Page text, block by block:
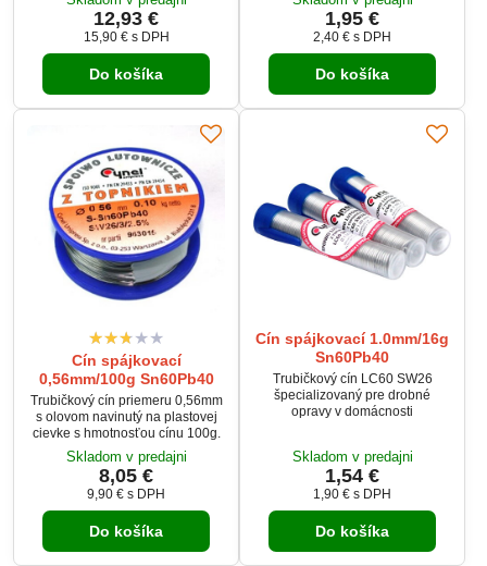
extrudovaná, čo zaisťuje
elimináciu oxidov.
12,93 €
15,90 € s DPH
Do košíka
materiálu (min. 99,9 %). Vhodná
pre manuálne aj strojové
spájkovanie. Priemer drôtu 1 mm,
hmotnosť 15 g.
1,95 €
2,40 € s DPH
Do košíka
Cín spájkovací
0,56mm/100g Sn60Pb40
Trubičkový cín priemeru 0,56mm
s olovom navinutý na plastovej
cievke s hmotnosťou cínu 100g.
Skladom v predajni
8,05 €
9,90 € s DPH
Do košíka
Cín spájkovací 1.0mm/16g
Sn60Pb40
Trubičkový cín LC60 SW26
špecializovaný pre drobné
opravy v domácnosti
Skladom v predajni
1,54 €
1,90 € s DPH
Do košíka